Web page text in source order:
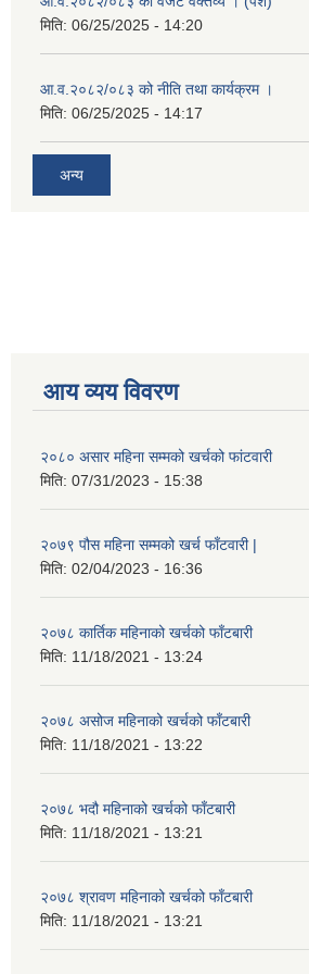
मिति: 06/25/2025 - 14:20
आ.व.२०८२/०८३ को नीति तथा कार्यक्रम ।
मिति: 06/25/2025 - 14:17
अन्य
आय व्यय विवरण
२०८० असार महिना सम्मको खर्चको फांटवारी
मिति: 07/31/2023 - 15:38
२०७९ पौस महिना सम्मको खर्च फाँटवारी |
मिति: 02/04/2023 - 16:36
२०७८ कार्तिक महिनाको खर्चको फाँटबारी
मिति: 11/18/2021 - 13:24
२०७८ असोज महिनाको खर्चको फाँटबारी
मिति: 11/18/2021 - 13:22
२०७८ भदौ महिनाको खर्चको फाँटबारी
मिति: 11/18/2021 - 13:21
२०७८ श्रावण महिनाको खर्चको फाँटबारी
मिति: 11/18/2021 - 13:21